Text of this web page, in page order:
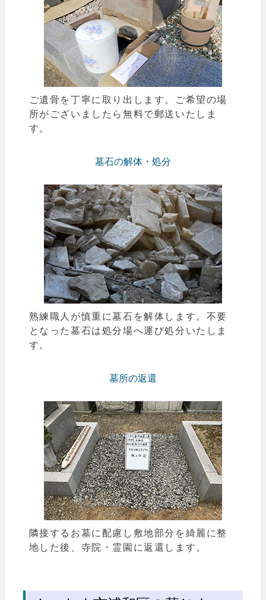
ご遺骨を丁寧に取り出します。ご希望の場
所がございましたら無料で郵送いたしま
す。
墓石の解体・処分
熟練職人が慎重に墓石を解体します。不要
となった墓石は処分場へ運び処分いたしま
す。
墓所の返還
隣接するお墓に配慮し敷地部分を綺麗に整
地した後、寺院・霊園に返還します。